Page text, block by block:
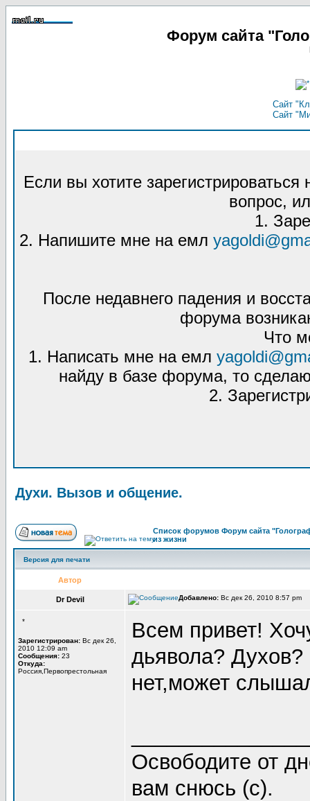
Форум сайта
Сайт
Сайт
Если вы хотите
вопрос,
1.
2. Напишите мне на емл
После недавнего падения и
форума
Что
1. Написать мне на емл
найду в базе форума, то
2.
Духи. Вызов и общение.
Список форумов Форум сайта
из жизни
Версия для печати
Автор
Dr Devil Добавлено: Вс дек 26, 2010 8:57 pm
*
Зарегистрирован: Вс дек 26,
2010 12:09 am
Сообщения: 23
Откуда:
Россия,Первопрестольная
Всем привет!
дьявола?
нет,может
Освободите от
вам снюсь (с).